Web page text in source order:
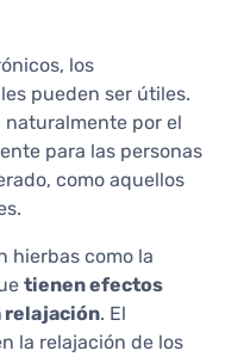
los
pueden ser útiles.
naturalmente por el
para las personas
como aquellos
hierbas como la
tienen efectos
relajación. El
la relajación de los